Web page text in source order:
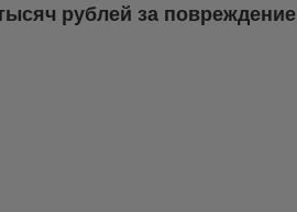
рублей за повреждение